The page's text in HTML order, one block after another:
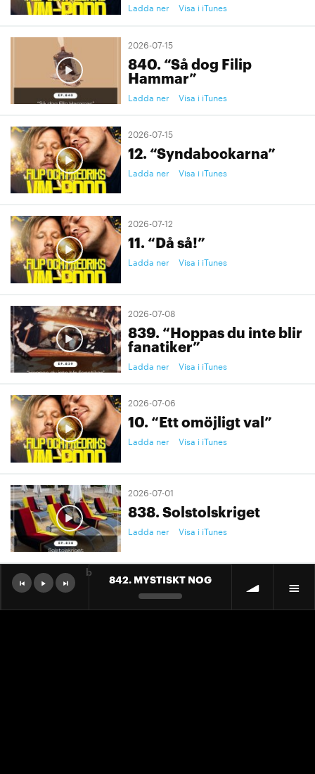
Ladda ner Visa i iTunes
2026-07-15
840. “Så dog Filip
Hammar”
Ladda ner Visa i iTunes
2026-07-15
12. “Syndabockarna”
Ladda ner Visa i iTunes
2026-07-12
11. “Då så!”
Ladda ner Visa i iTunes
2026-07-08
839. “Hoppas du inte blir
fanatiker”
Ladda ner Visa i iTunes
2026-07-06
10. “Ett omöjligt val”
Ladda ner Visa i iTunes
2026-07-01
838. Solstolskriget
Ladda ner Visa i iTunes
2026-07-01
9. "Ett landslag att älska"
842. MYSTISKT NOG
b